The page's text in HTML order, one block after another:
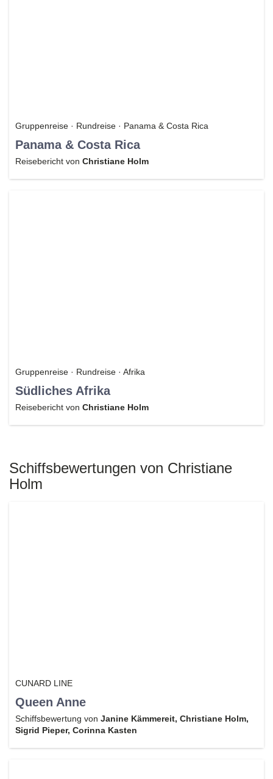
Gruppenreise · Rundreise · Panama & Costa Rica
Panama & Costa Rica
Reisebericht von Christiane Holm
Gruppenreise · Rundreise · Afrika
Südliches Afrika
Reisebericht von Christiane Holm
Schiffsbewertungen von Christiane
Holm
CUNARD LINE
Queen Anne
Schiffsbewertung von Janine Kämmereit, Christiane Holm,
Sigrid Pieper, Corinna Kasten